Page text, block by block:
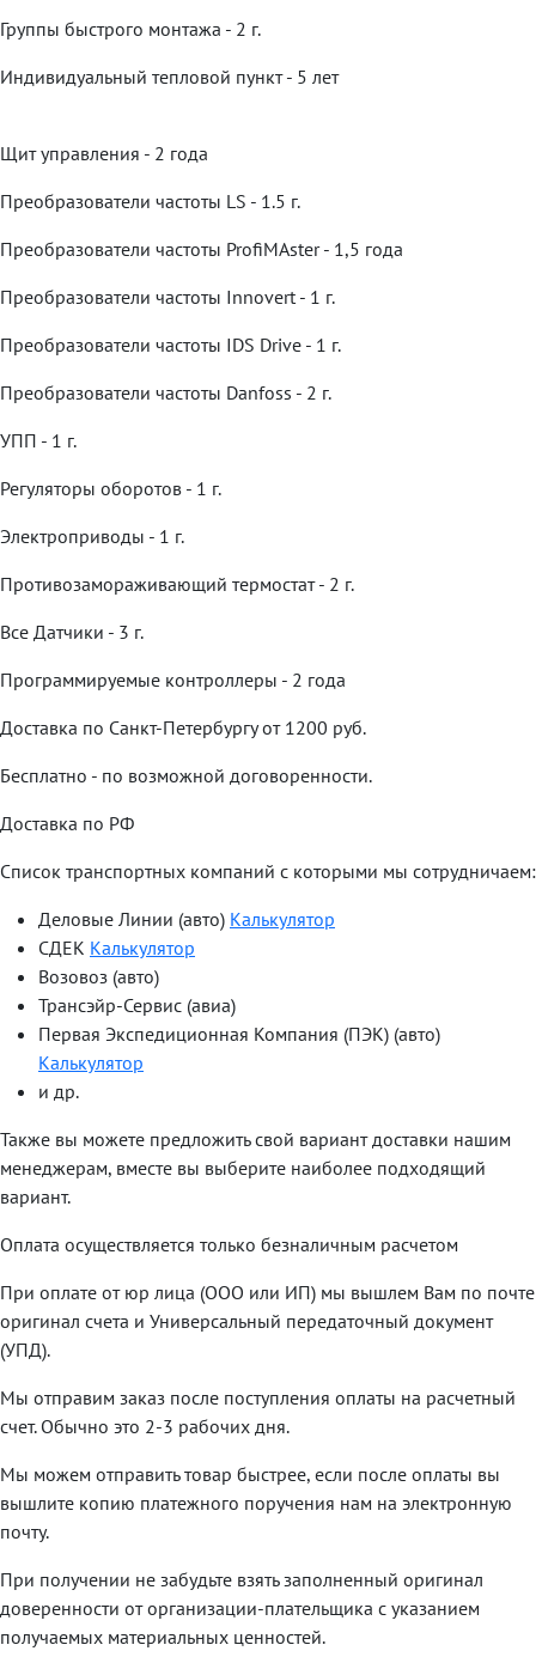
Группы быстрого монтажа - 2 г.
Индивидуальный тепловой пункт - 5 лет
Щит управления - 2 года
Преобразователи частоты LS - 1.5 г.
Преобразователи частоты ProfiMAster - 1,5 года
Преобразователи частоты Innovert - 1 г.
Преобразователи частоты IDS Drive - 1 г.
Преобразователи частоты Danfoss - 2 г.
УПП - 1 г.
Регуляторы оборотов - 1 г.
Электроприводы - 1 г.
Противозамораживающий термостат - 2 г.
Все Датчики - 3 г.
Программируемые контроллеры - 2 года
Доставка по Санкт-Петербургу от 1200 руб.
Бесплатно - по возможной договоренности.
Доставка по РФ
Список транспортных компаний с которыми мы сотрудничаем:
Деловые Линии (авто) Калькулятор
СДЕК Калькулятор
Возовоз (авто)
Трансэйр-Сервис (авиа)
Первая Экспедиционная Компания (ПЭК) (авто)
Калькулятор
и др.
Также вы можете предложить свой вариант доставки нашим
менеджерам, вместе вы выберите наиболее подходящий
вариант.
Оплата осуществляется только безналичным расчетом
При оплате от юр лица (ООО или ИП) мы вышлем Вам по почте
оригинал счета и Универсальный передаточный документ
(УПД).
Мы отправим заказ после поступления оплаты на расчетный
счет. Обычно это 2-3 рабочих дня.
Мы можем отправить товар быстрее, если после оплаты вы
вышлите копию платежного поручения нам на электронную
почту.
При получении не забудьте взять заполненный оригинал
доверенности от организации-плательщика с указанием
получаемых материальных ценностей.